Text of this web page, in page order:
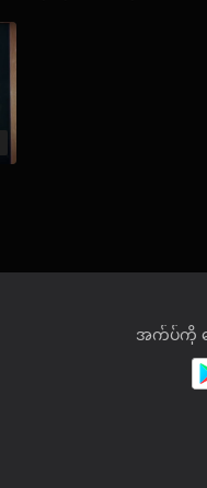
အက်ပ်ကို ဒ